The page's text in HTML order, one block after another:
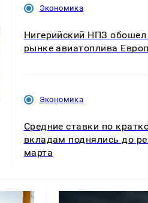
Экономика
Нигерийский НПЗ
рынке авиатоплива
Экономика
Средние ставки по
вкладам поднялись до
марта